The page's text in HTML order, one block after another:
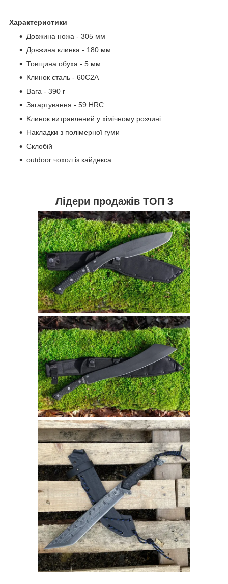
Характеристики
Довжина ножа - 305 мм
Довжина клинка - 180 мм
Товщина обуха - 5 мм
Клинок сталь - 60С2А
Вага - 390 г
Загартування - 59 HRC
Клинок витравлений у хімічному розчині
Накладки з полімерної гуми
Склобій
outdoor чохол із кайдекса
Лідери продажів ТОП 3